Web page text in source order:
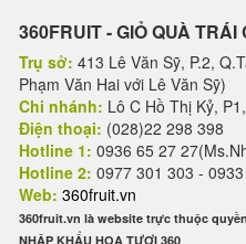
360FRUIT - GIỎ QUÀ TRÁI
Trụ sở: 413 Lê Văn Sỹ, P.2,
Phạm Văn Hai với Lê Văn Sỹ)
Chi nhánh: Lô C Hồ Thị Kỷ,
Điện thoại: (028)22 298 398
Hotline 1: 0936 65 27
Hotline 2: 0977 301 303 -
Web: 360fruit.vn
360fruit.vn là website trực thuộc
NHẬP KHẨU HOA TƯƠI 360